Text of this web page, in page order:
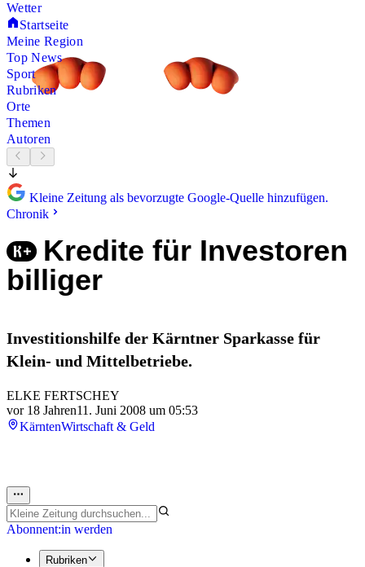
Wetter
Startseite
Meine Region
Top News
Sport
Rubriken
Orte
Themen
Autoren
Kleine Zeitung als bevorzugte Google-Quelle hinzufügen.
Chronik
Kredite für Investoren
billiger
Investitionshilfe der Kärntner Sparkasse für
Klein- und Mittelbetriebe.
ELKE FERTSCHEY
vor 18 Jahren11. Juni 2008 um 05:53
KärntenWirtschaft & Geld
Abonnent:in werden
Rubriken